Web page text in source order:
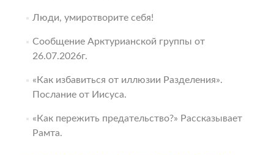
Люди, умиротворите себя!
Сообщение Арктурианской группы от
26.07.2026г.
«Как избавиться от иллюзии Разделения».
Послание от Иисуса.
«Как пережить предательство?» Рассказывает
Рамта.